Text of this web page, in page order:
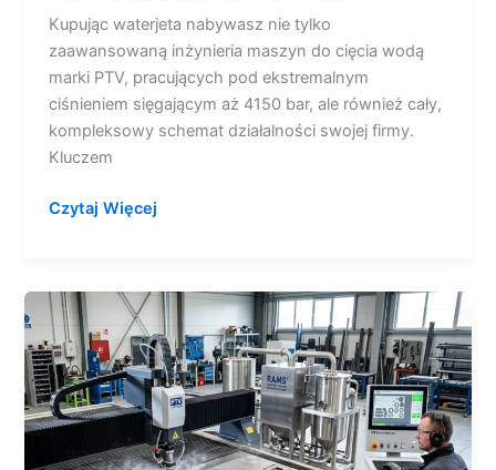
Kupując waterjeta nabywasz nie tylko
zaawansowaną inżynieria maszyn do cięcia wodą
marki PTV, pracujących pod ekstremalnym
ciśnieniem sięgającym aż 4150 bar, ale również cały,
kompleksowy schemat działalności swojej firmy.
Kluczem
Czytaj Więcej
Czy
praca
i
serwisowanie
waterjeta
faktycznie